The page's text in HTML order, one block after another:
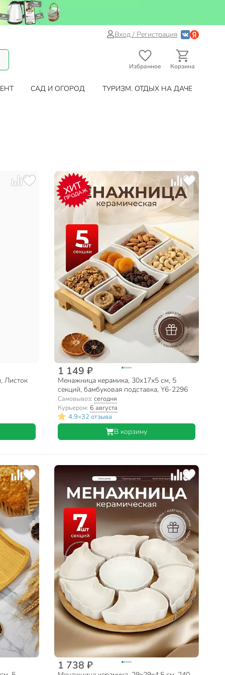
Вход / Регистрация
Избранное Корзина
САД И ОГОРОД ТУРИЗМ. ОТДЫХ НА ДАЧЕ
Листок
ХИТ
ПРОДАЖ
1 149 ₽
Менажница керамика, 30х17х5 см, 5
секций, бамбуковая подставка, Y6-2296
Самовывоз:сегодня
Курьером: 6 августа
4.9•32 отзыва
В корзину
1 738 ₽